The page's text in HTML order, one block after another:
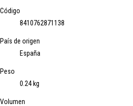
Código
8410762871138
País de origen
España
Peso
0.24 kg
Volumen